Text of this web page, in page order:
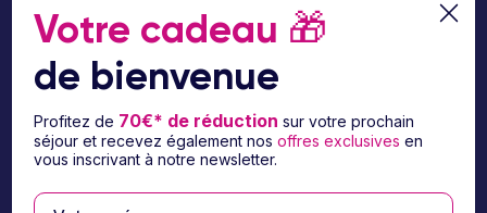
Paiement sécurisé
Votre cadeau 🎁
de bienvenue
Profitez de 70€* de réduction sur votre prochain
séjour et recevez également nosoffres exclusives en
vous inscrivant à notre newsletter.